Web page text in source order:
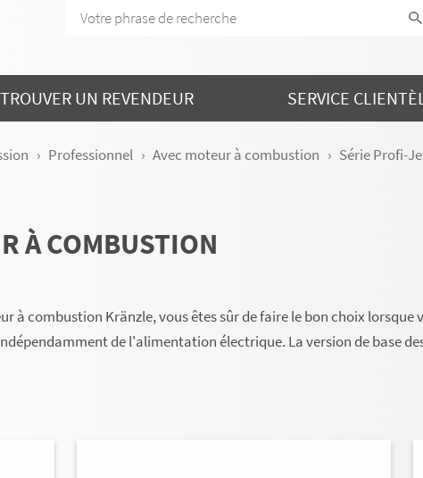
TROUVER UN REVENDEUR SERVICE
Professionnel Avec moteur à combustion Série Profi-
À COMBUSTION
à combustion Kränzle, vous êtes sûr de faire le bon choix lorsque
de l'alimentation électrique. La version de base